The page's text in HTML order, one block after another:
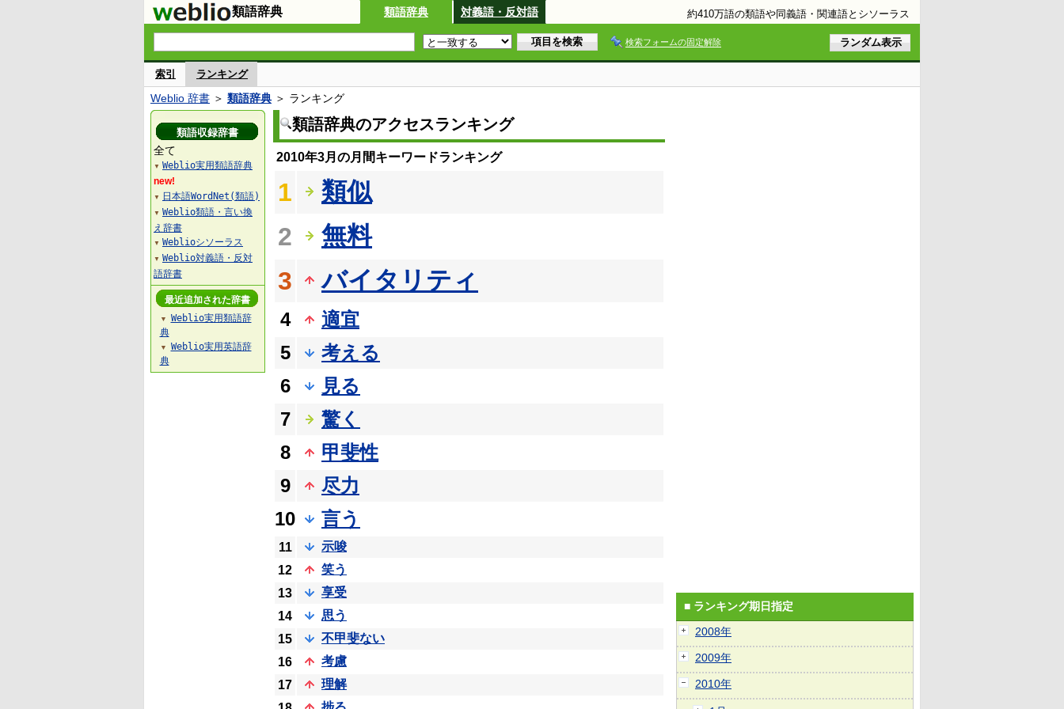
類語辞典 類語辞典 対義語・反対語 約410万語の類語や同義語・関連語とシソーラス
検索フォームの固定解除
索引 ランキング
Weblio 辞書 ＞ 類語辞典 ＞ ランキング
類語辞典のアクセスランキング
2010年3月の月間キーワードランキング
1
類似
2
無料
3
バイタリティ
4
適宜
5
考える
6
見る
7
驚く
8
甲斐性
9
尽力
10
言う
11
示唆
12
笑う
13
享受
14
思う
15
不甲斐ない
16
考慮
17
理解
類語収録辞書
全て
▼ Weblio実用類語辞典
new!
▼ 日本語WordNet(類語)
▼ Weblio類語・言い換
え辞書
▼ Weblioシソーラス
▼ Weblio対義語・反対
語辞書
最近追加された辞書
▼
Weblio実用類語辞
典
▼
Weblio実用英語辞
典
■ ランキング期日指定
2008年
2009年
2010年